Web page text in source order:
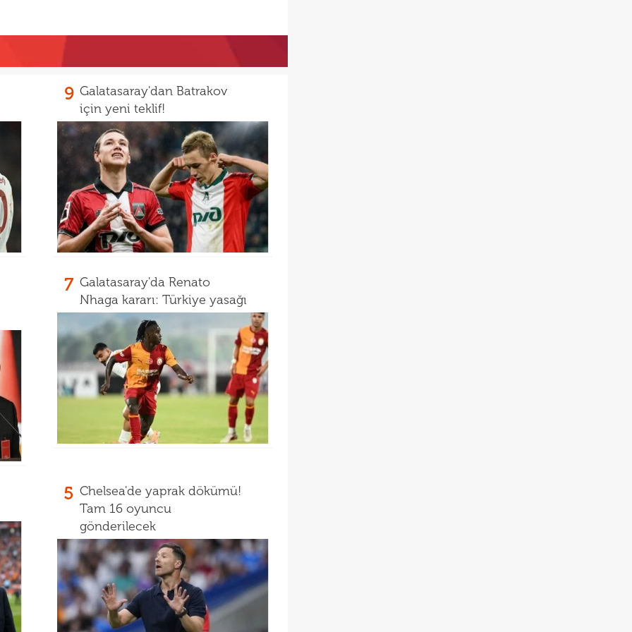
9 Galatasaray'dan Batrakov
için yeni teklif!
7 Galatasaray'da Renato
Nhaga kararı: Türkiye yasağı
5 Chelsea'de yaprak dökümü!
Tam 16 oyuncu
gönderilecek